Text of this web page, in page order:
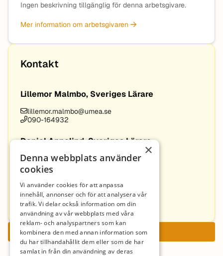
Ingen beskrivning tillgänglig för denna arbetsgivare.
Mer information om arbetsgivaren
Kontakt
Lillemor Malmbo, Sveriges Lärare
lillemor.malmbo@umea.se
090-164932
Daniel Annelind, Sveriges Lärare
daniel.annelind@umea.se
090-164932
Andreas Granqvist
090-163191
Ansök nu
×
Denna webbplats använder
cookies
Vi använder cookies för att anpassa
innehåll, annonser och för att analysera vår
trafik. Vi delar också information om din
användning av vår webbplats med våra
reklam- och analyspartners som kan
kombinera den med annan information som
du har tillhandahållit dem eller som de har
samlat in från din användning av deras